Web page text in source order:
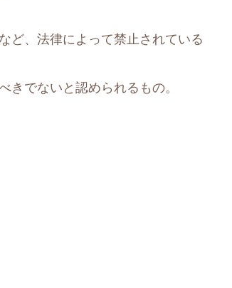
ど、法律によって禁止されている
きでないと認められるもの。